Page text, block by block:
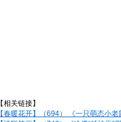
【相关链接】
【春暖花开】（694） 《一只萌态小